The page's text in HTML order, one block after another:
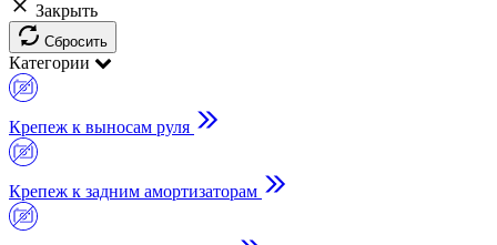
Закрыть
Сбросить
Категории
Крепеж к выносам руля
Крепеж к задним амортизаторам